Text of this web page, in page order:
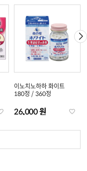
이노치노하하 화이트
180정 / 360정
26,000 원